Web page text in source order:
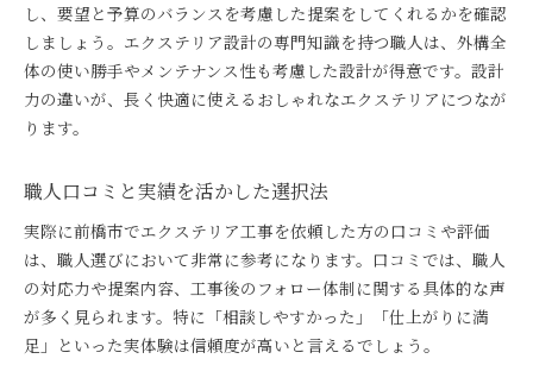
し、要望と予算のバランスを考慮した提案をしてくれるかを確認
しましょう。エクステリア設計の専門知識を持つ職人は、外構全
体の使い勝手やメンテナンス性も考慮した設計が得意です。設計
力の違いが、長く快適に使えるおしゃれなエクステリアにつなが
ります。
職人口コミと実績を活かした選択法
実際に前橋市でエクステリア工事を依頼した方の口コミや評価
は、職人選びにおいて非常に参考になります。口コミでは、職人
の対応力や提案内容、工事後のフォロー体制に関する具体的な声
が多く見られます。特に「相談しやすかった」「仕上がりに満
足」といった実体験は信頼度が高いと言えるでしょう。